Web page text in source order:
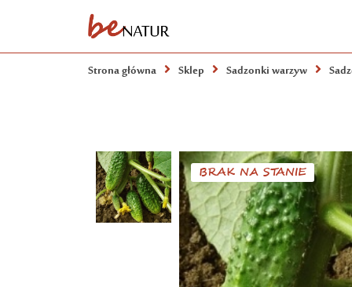
Strona główna Sklep Sadzonki warzyw
BRAK NA STANIE